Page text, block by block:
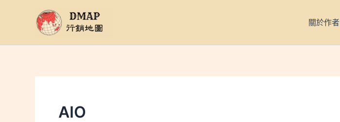
要
關於作者
AIO